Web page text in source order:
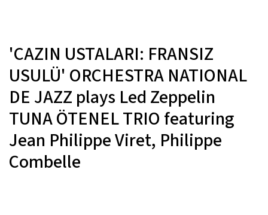
'CAZIN USTALARI: FRANSIZ
USULÜ' ORCHESTRA NATIONAL
DE JAZZ plays Led Zeppelin
TUNA ÖTENEL TRIO featuring
Jean Philippe Viret, Philippe
Combelle